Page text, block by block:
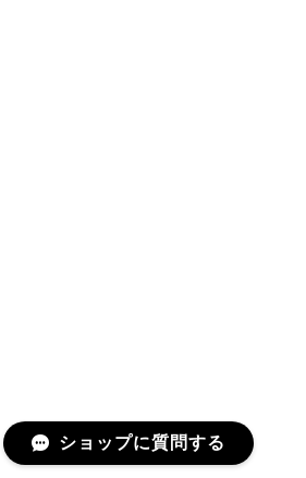
ショップに質問する